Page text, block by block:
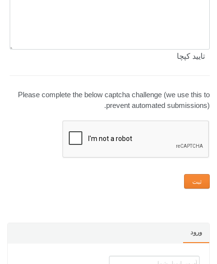
ورود
تایید کپچا
Please complete the below captcha challenge (we use this to
prevent automated submissions).